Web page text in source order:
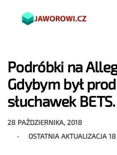
Podróbki na
Gdybym był
słuchawek
28 PAŹDZIERNIKA, 2018
OSTATNIA AKTUALIZACJA